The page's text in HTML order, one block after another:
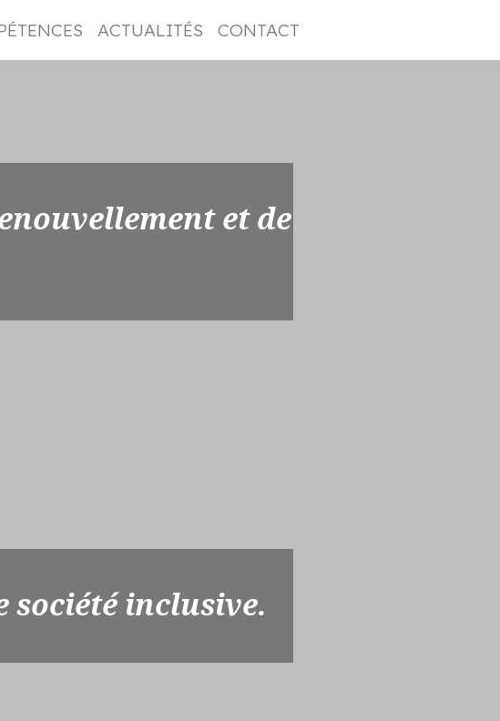
ACTUALITÉS CONTACT
et de
société inclusive.